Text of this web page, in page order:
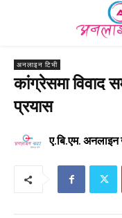
अनलाइन टिभी
कांग्रेसमा विवाद
प्रयास
ए.बि.एम.